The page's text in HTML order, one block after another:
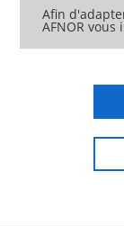
Afin
AFNOR